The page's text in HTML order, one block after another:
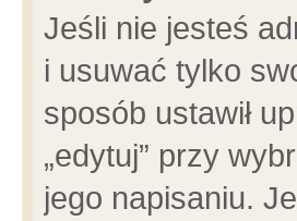
Jeśli nie jesteś
i usuwać tylko
sposób ustawił
„edytuj” przy
jego napisaniu.